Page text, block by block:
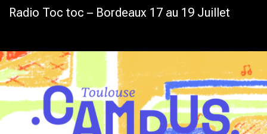
SkipRadio Toc toc – Bordeaux 17 au 19 Juillet